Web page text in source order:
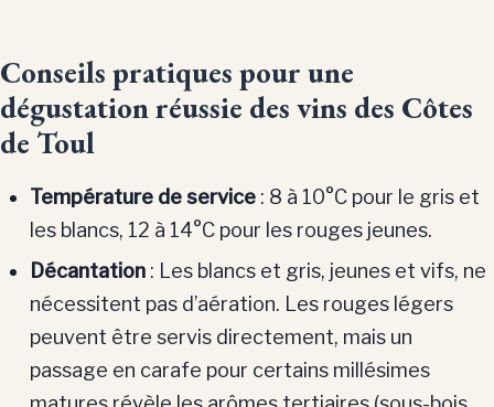
Conseils pratiques pour une
dégustation réussie des vins des Côtes
de Toul
Température de service : 8 à 10°C pour le gris et
les blancs, 12 à 14°C pour les rouges jeunes.
Décantation : Les blancs et gris, jeunes et vifs, ne
nécessitent pas d’aération. Les rouges légers
peuvent être servis directement, mais un
passage en carafe pour certains millésimes